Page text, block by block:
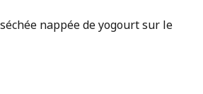
séchée nappée de yogourt sur le